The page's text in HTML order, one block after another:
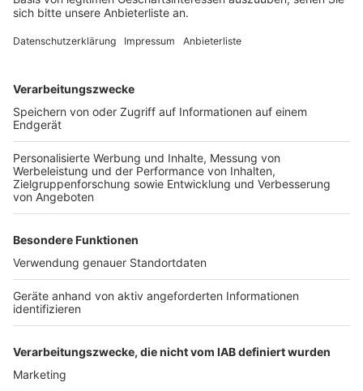
Traditionelle Weihnachtsfans müssen noch eine
klassischen Adventskränze hätten ausgedient. "Der
handelsübliche Tannenkranz ist nicht mehr so beliebt."
Viel eher würden die Kunden auf pompösere Kränze
setzen: "Einer, der nur aus Kugeln besteht, oder ein
doppelstöckiger Kranz aus Kerzen oder mit Feder-Boa
umwickelt."
Anzeige
©Kivelip
Würde so etwas bei euch am Weihnachtsbaum
stehen? Rosane Hirsche mit etwas Fell sind ein
Anzeige